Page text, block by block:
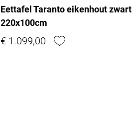
Eettafel Taranto eikenhout zwart
220x100cm
€ 1.099,00